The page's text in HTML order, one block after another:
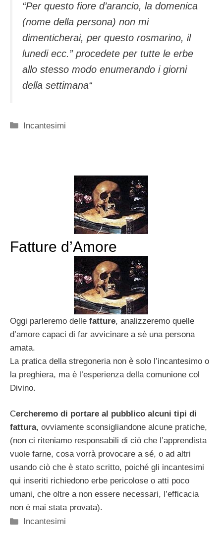
“Per questo fiore d’arancio, la domenica
(nome della persona) non mi
dimenticherai, per questo rosmarino, il
lunedi ecc.” procedete per tutte le erbe
allo stesso modo enumerando i giorni
della settimana“
Categorie
Incantesimi
Fatture d’Amore
Oggi parleremo delle fatture, analizzeremo quelle
d’amore capaci di far avvicinare a sè una persona
amata.
La pratica della stregoneria non è solo l’incantesimo o
la preghiera, ma è l’esperienza della comunione col
Divino.
Cercheremo di portare al pubblico alcuni tipi di
fattura, ovviamente sconsigliandone alcune pratiche,
(non ci riteniamo responsabili di ciò che l’apprendista
vuole farne, cosa vorrà provocare a sé, o ad altri
usando ciò che è stato scritto, poiché gli incantesimi
qui inseriti richiedono erbe pericolose o atti poco
umani, che oltre a non essere necessari, l’efficacia
non è mai stata provata).
Categorie
Incantesimi